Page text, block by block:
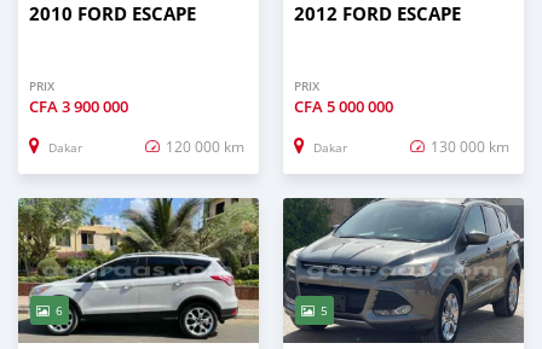
2010 FORD ESCAPE
PRIX
CFA3 900 000
Dakar 120 000 km
2012 FORD ESCAPE
PRIX
CFA5 000 000
Dakar 130 000 km
6 5